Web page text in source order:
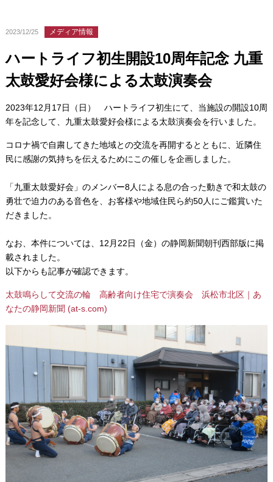
2023/12/25 メディア情報
ハートライフ初生開設10周年記念 九重
太鼓愛好会様による太鼓演奏会
2023年12月17日（日） ハートライフ初生にて、当施設の開設10周
年を記念して、九重太鼓愛好会様による太鼓演奏会を行いました。
コロナ禍で自粛してきた地域との交流を再開するとともに、近隣住
民に感謝の気持ちを伝えるためにこの催しを企画しました。
「九重太鼓愛好会」のメンバー8人による息の合った動きで和太鼓の
勇壮で迫力のある音色を、お客様や地域住民ら約50人にご鑑賞いた
だきました。
なお、本件については、12月22日（金）の静岡新聞朝刊西部版に掲
載されました。
以下からも記事が確認できます。
太鼓鳴らして交流の輪 高齢者向け住宅で演奏会 浜松市北区｜あ
なたの静岡新聞 (at-s.com)